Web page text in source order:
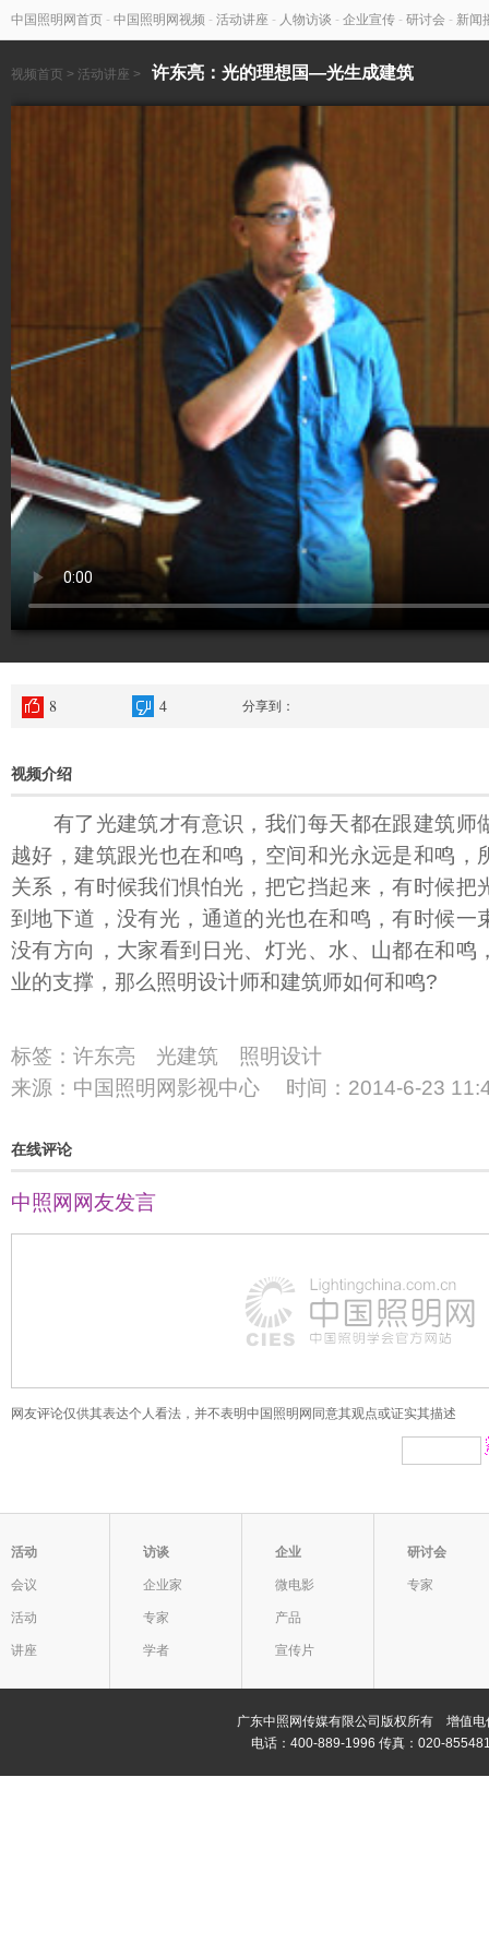
中国照明网首页 - 中国照明网视频 - 活动讲座 - 人物访谈 - 企业宣传 - 研讨会 - 新闻
视频首页 > 活动讲座 > 许东亮：光的理想国—光生成建筑
8 4 分享到：
视频介绍
有了光建筑才有意识，我们每天都在跟建筑师
越好，建筑跟光也在和鸣，空间和光永远是和鸣，
关系，有时候我们惧怕光，把它挡起来，有时候把
到地下道，没有光，通道的光也在和鸣，有时候一
没有方向，大家看到日光、灯光、水、山都在和鸣
业的支撑，那么照明设计师和建筑师如何和鸣?
标签：许东亮 光建筑 照明设计
来源：中国照明网影视中心 时间：2014-6-23
在线评论
中照网网友发言
网友评论仅供其表达个人看法，并不表明中国照明网同意其观点或证实其描述
活动
会议
活动
讲座
访谈
企业家
专家
学者
企业
微电影
产品
宣传片
研讨会
专家
广东中照网传媒有限公司版权所有 增值
电话：400-889-1996 传真：020-